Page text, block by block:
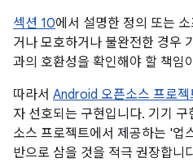
섹션 10에서 설명한 정의 또는
거나 모호하거나 불완전한 경우
과의 호환성을 확인해야 할 책임
따라서 Android 오픈소스 프로젝
자 선호되는 구현입니다. 기기
소스 프로젝트에서 제공하는 '업
반으로 삼을 것을 적극 권장합니